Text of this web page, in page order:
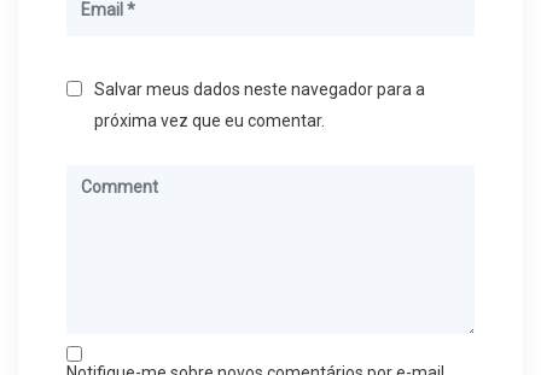
Salvar meus dados neste navegador para a
próxima vez que eu comentar.